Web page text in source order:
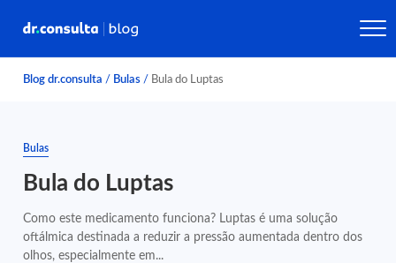
Blog dr.consulta / Bulas / Bula do Luptas
Bulas
Bula do Luptas
Como este medicamento funciona? Luptas é uma solução
oftálmica destinada a reduzir a pressão aumentada dentro dos
olhos, especialmente em...